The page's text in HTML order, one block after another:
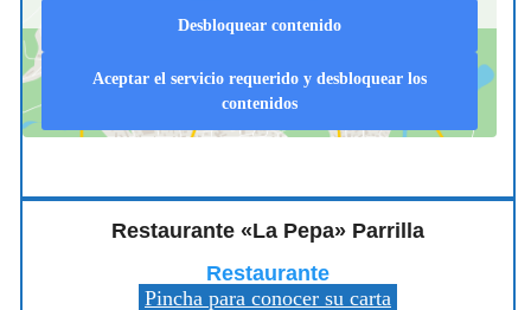
Desbloquear contenido
Aceptar el servicio requerido y desbloquear los
contenidos
Restaurante «La Pepa» Parrilla
Restaurante
Pincha para conocer su carta